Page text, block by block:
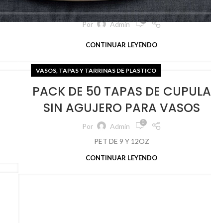
PS DE 5CL
Por Admin 0
CONTINUAR LEYENDO
VASOS, TAPAS Y TARRINAS DE PLASTICO
PACK DE 50 TAPAS DE CUPULA
SIN AGUJERO PARA VASOS
Por Admin 0
PET DE 9 Y 12OZ
CONTINUAR LEYENDO